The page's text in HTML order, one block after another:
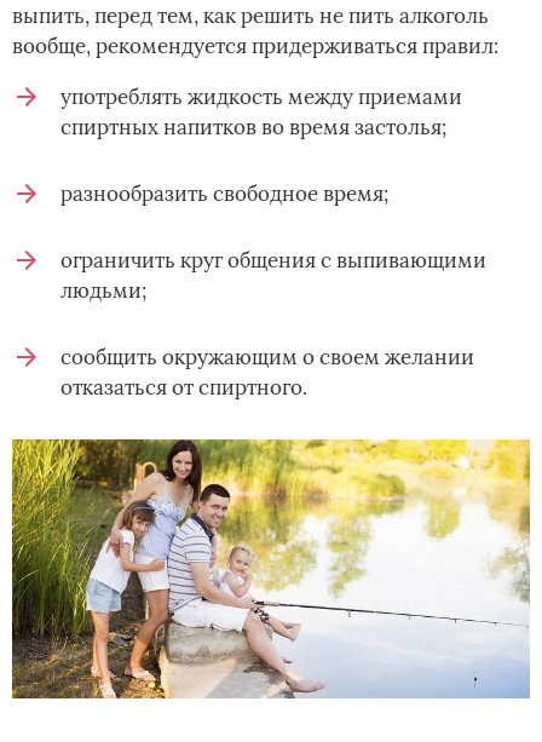
выпить, перед тем, как решить не пить алкоголь
вообще, рекомендуется придерживаться правил:
употреблять жидкость между приемами
спиртных напитков во время застолья;
разнообразить свободное время;
ограничить круг общения с выпивающими
людьми;
сообщить окружающим о своем желании
отказаться от спиртного.